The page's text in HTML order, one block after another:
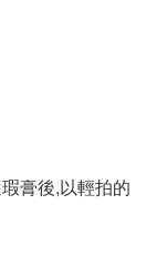
膏後,以輕拍的